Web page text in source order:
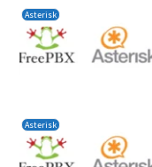
Asterisk
Asterisk